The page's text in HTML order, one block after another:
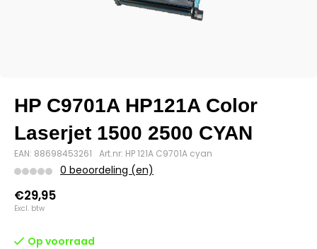
HP C9701A HP121A Color
Laserjet 1500 2500 CYAN
EAN: 88698453261 Art.nr: HP 121A C9701A cyan
0 beoordeling (en)
€29,95
Excl. btw
Op voorraad